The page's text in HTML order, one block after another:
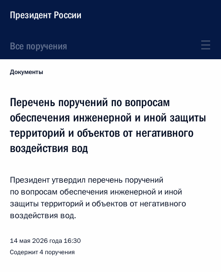
Президент России
Все поручения
Документы
Перечень поручений по вопросам
обеспечения инженерной и иной защиты
территорий и объектов от негативного
воздействия вод
Президент утвердил перечень поручений
по вопросам обеспечения инженерной и иной
защиты территорий и объектов от негативного
воздействия вод.
14 мая 2026 года 16:30
Содержит 4 поручения